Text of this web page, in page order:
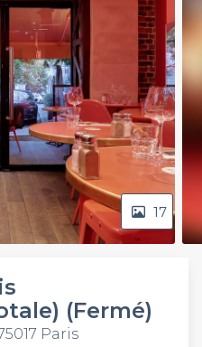
17
(Fermé)
Paris